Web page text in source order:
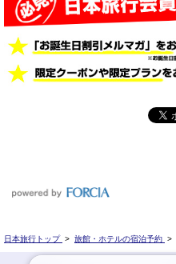
日本旅行トップ > 旅館・ホテルの宿泊予約 >